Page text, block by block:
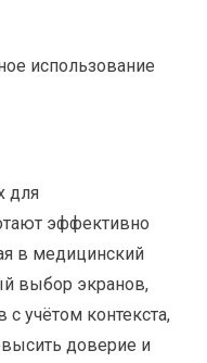
использование
для
эффективно
в медицинский
выбор экранов,
с учётом контекста,
доверие и